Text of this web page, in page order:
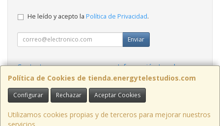
Política de Cookies de tienda.energytelestudios.com
Configurar Rechazar Aceptar Cookies
Utilizamos cookies propias y de terceros para mejorar nuestros
He leído y acepto la Política de Privacidad.
Enviar
Contacto
Información Legal
Política Privacidad
Política de Cookies
Contacto
tienda@energytelestudios.com